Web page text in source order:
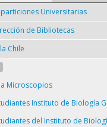
Universitarias
de Bibliotecas
Chile
Microscopios
Instituto de Biología
del Instituto de